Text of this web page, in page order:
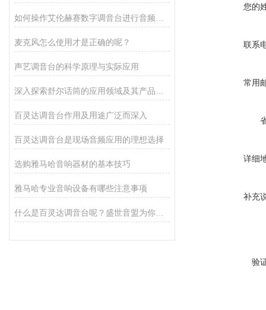
麦克风怎么使用才是正确的呢？
声艺调音台的科学原理与实际应用
百灵达调音台作用及用途广泛而深入
百灵达调音台是现场音频应用的理想选择
选购雅马哈音响器材的基本技巧
雅马哈专业音响设备有哪些注意事项
您的
联系
常用
详细
补充
验